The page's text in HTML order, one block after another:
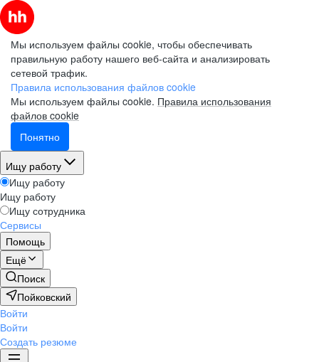
Мы используем файлы cookie, чтобы обеспечивать
правильную работу нашего веб-сайта и анализировать
сетевой трафик.
Правила использования файлов cookie
Мы используем файлы cookie. Правила использования
файлов cookie
Понятно
Ищу работу
Ищу работу
Ищу работу
Ищу сотрудника
Сервисы
Помощь
Ещё
Поиск
Пойковский
Войти
Войти
Создать резюме